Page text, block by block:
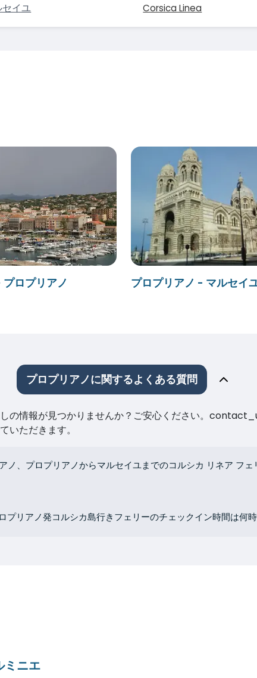
イユ Corsica Linea
プロプリアノ プロプリアノ - マルセイ
プロプリアノに関するよくある質問
の情報が見つかりませんか？ご安心ください。
いただきます。
ノ、プロプリアノからマルセイユまでのコルシカ リネア フ
プリアノ発コルシカ島行きフェリーのチェックイン時間は何
ミニエ